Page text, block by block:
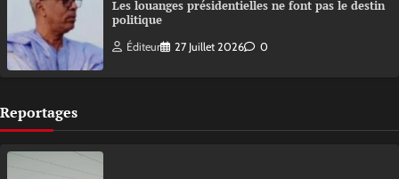
Les louanges présidentielles ne font pas le destin
politique
Éditeur 27 Juillet 2026 0
Reportages